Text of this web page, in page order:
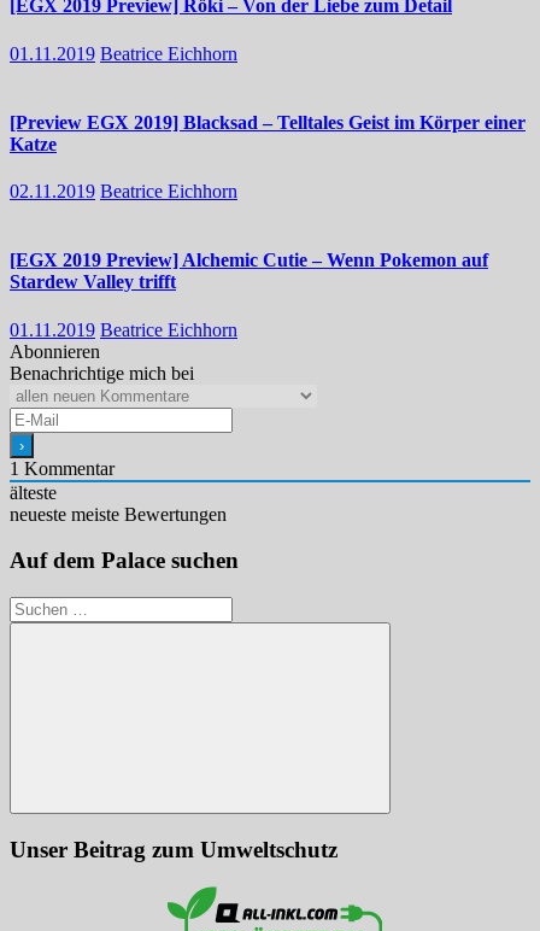
[EGX 2019 Preview] Röki – Von der Liebe zum Detail
01.11.2019 Beatrice Eichhorn
[Preview EGX 2019] Blacksad – Telltales Geist im Körper einer
Katze
02.11.2019 Beatrice Eichhorn
[EGX 2019 Preview] Alchemic Cutie – Wenn Pokemon auf
Stardew Valley trifft
01.11.2019 Beatrice Eichhorn
Abonnieren
Benachrichtige mich bei
1 Kommentar
älteste
neueste meiste Bewertungen
Auf dem Palace suchen
Suchen
nach:
Suchen
Unser Beitrag zum Umweltschutz